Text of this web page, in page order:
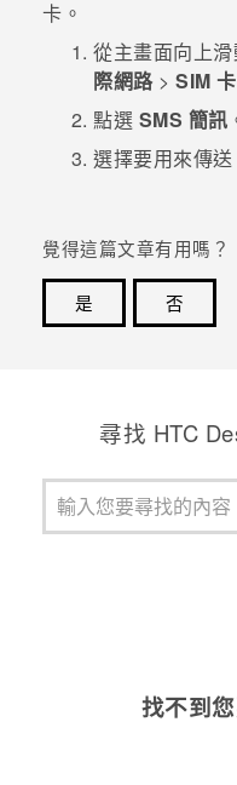
焦點訊息
校園專案
企業採購
銷售門市
銷售通路
VIVELAND
卡。
從主畫面向上
際網路> SIM 卡
點選 SMS 簡訊
選擇要用來傳
覺得這篇文章有用嗎？
是
否
尋找 HTC
找不到